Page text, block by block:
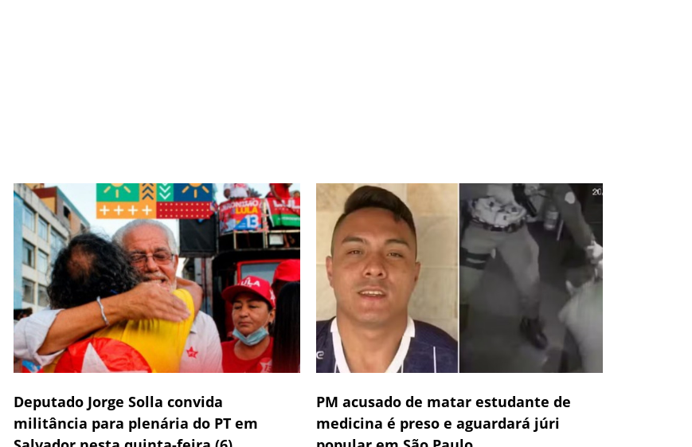
Deputado Jorge Solla convida
militância para plenária do PT em
PM acusado de matar estudante de
medicina é preso e aguardará júri